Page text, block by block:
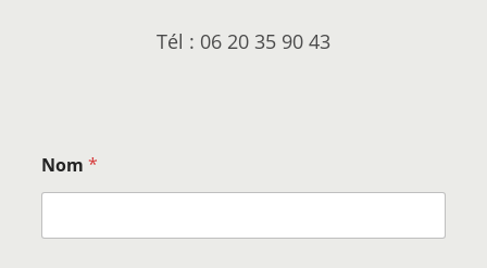
Tél : 06 20 35 90 43
Nom*